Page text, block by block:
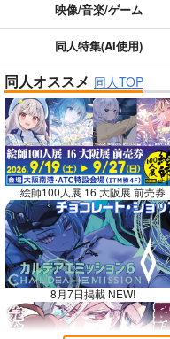
全てのお知らせを見る
映像/音楽/ゲーム
同人特集(AI使用)
同人オススメ 同人TOP
絵師100人展 16 大阪展 前売券
8月7日掲載 NEW!